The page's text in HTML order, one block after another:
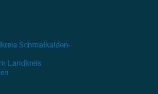
Schmalkalden-
Landkreis